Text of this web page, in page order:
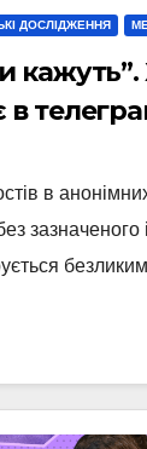
ДОСЛІДЖЕННЯ
кажуть”.
в
в
зазначеного
безликим